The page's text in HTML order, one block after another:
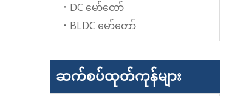
DC မော်တော်
BLDC မော်တော်
ဆက်စပ်ထုတ်ကုန်များ